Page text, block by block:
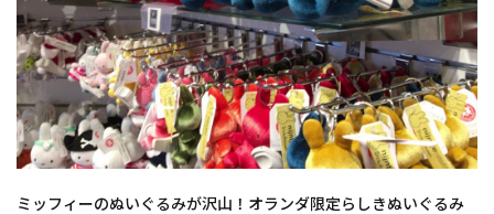
ミッフィーのぬいぐるみが沢山！オランダ限定らしきぬいぐるみ